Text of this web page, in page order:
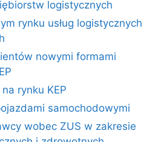
logistycznych
rynku usług logistycznych
nowymi formami
rynku KEP
samochodowymi
wobec ZUS w zakresie